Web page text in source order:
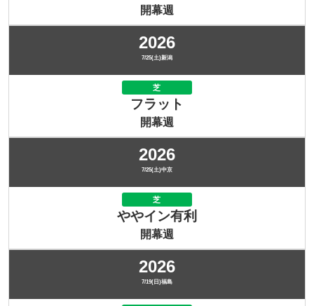
開幕週
2026
7/25(土)新潟
芝
フラット
開幕週
2026
7/25(土)中京
芝
ややイン有利
開幕週
2026
7/19(日)福島